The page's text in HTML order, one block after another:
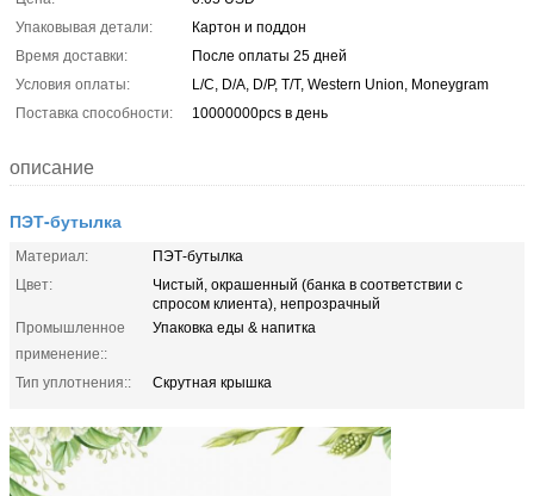
Упаковывая детали:
Картон и поддон
Время доставки:
После оплаты 25 дней
Условия оплаты:
L/C, D/A, D/P, T/T, Western Union, Moneygram
Поставка способности:
10000000pcs в день
описание
ПЭТ-бутылка
Материал:
ПЭТ-бутылка
Цвет:
Чистый, окрашенный (банка в соответствии с
спросом клиента), непрозрачный
Промышленное
применение::
Упаковка еды & напитка
Тип уплотнения:: Скрутная крышка